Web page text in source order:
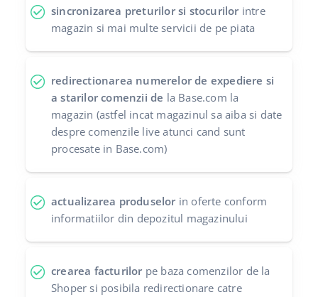
sincronizarea preturilor si stocurilor intre
magazin si mai multe servicii de pe piata
redirectionarea numerelor de expediere si
a starilor comenzii de la Base.com la
magazin (astfel incat magazinul sa aiba si date
despre comenzile live atunci cand sunt
procesate in Base.com)
actualizarea produselor in oferte conform
informatiilor din depozitul magazinului
crearea facturilor pe baza comenzilor de la
Shoper si posibila redirectionare catre